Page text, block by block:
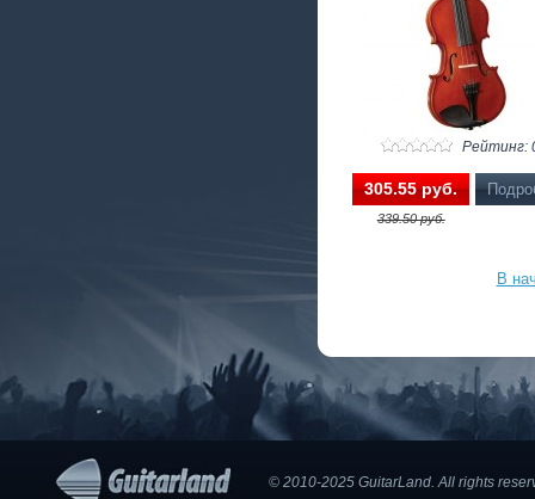
Рейтинг:
305.55 pуб.
339.50 pуб.
В
© 2010-2025 GuitarLand. Аll rights